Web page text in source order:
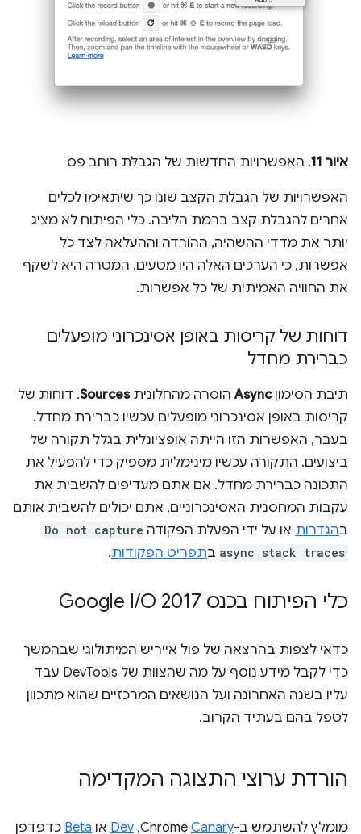
איור 11 . האפשרויות החדשות של הגבלת רוחב פס
האפשרויות של הגבלת הקצב שונו כך שיתאימו לכלים
אחרים להגבלת קצב ברמת הליבה. כלי הפיתוח לא מציג
יותר את מדדי ההשהיה, ההורדה וההעלאה לצד כל
אפשרות, כי הערכים האלה היו מטעים. המטרה היא לשקף
את החוויה האמיתית של כל אפשרות.
דוחות של קריסות באופן אסינכרוני מופעלים
כברירת מחדל
תיבת הסימוןAsyncהוסרה מהחלוניתSources. דוחות של
קריסות באופן אסינכרוני מופעלים עכשיו כברירת מחדל.
בעבר, האפשרות הזו הייתה אופציונלית בגלל תקורה של
ביצועים. התקורה עכשיו מינימלית מספיק כדי להפעיל את
התכונה כברירת מחדל. אם אתם מעדיפים להשבית את
עקבות המחסנית האסינכרוניים, אתם יכולים להשבית אותם
בהגדרות או על ידי הפעלת הפקודה Do not capture
async stack traces בתפריט הפקודות.
כלי הפיתוח בכנס Google I /O 2017
כדאי לצפות בהרצאה של פול אייריש המיתולוגי שבהמשך
כדי לקבל מידע נוסף על מה שהצוות של DevTools עבד
עליו בשנה האחרונה ועל הנושאים המרכזיים שהוא מתכוון
לטפל בהם בעתיד הקרוב.
הורדת ערוצי התצוגה המקדימה
מומלץ להשתמש ב-ChromeCanary
,‏
Dev או Beta כדפדפן